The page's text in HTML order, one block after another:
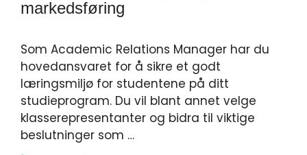
markedsføring
Som Academic Relations Manager har du
hovedansvaret for å sikre et godt
læringsmiljø for studentene på ditt
studieprogram. Du vil blant annet velge
klasserepresentanter og bidra til viktige
beslutninger som …